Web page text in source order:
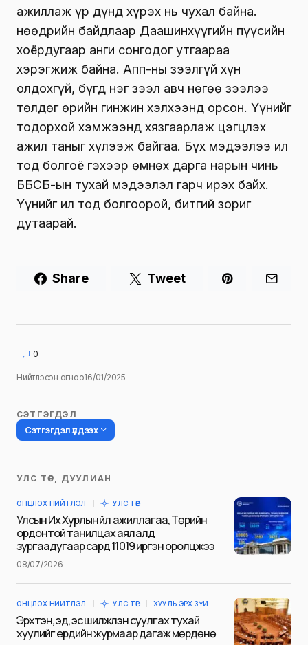
ажиллаж үр дүнд хүрэх нь чухал байна.
Өнөөдрийн байдлаар Даашинхүүгийн пүүсийн
хоёрдугаар анги сонгодог утгаараа
хэрэгжиж байна. Апп-ны зээлгүй хүн
олдохгүй, бүгд нэг зээл авч нөгөө зээлээ
төлдөг өрийн гинжин хэлхээнд орсон. Үүнийг
тодорхой хэмжээнд хязгаарлаж цэгцлэх
ажил таныг хүлээж байгаа. Бүх мэдээлээ ил
тод болгоё гэхээр өмнөх дарга нарын чинь
ББСБ-ын тухай мэдээлэл гарч ирэх байх.
Үүнийг ил тод болгоорой, битгий зориг
дутаарай.
Share Tweet
0
Нийтлэсэн огноо16/01/2025
СЭТГЭГДЭЛ
Сэтгэгдэл үлдээх
Таны имэйл хаягийг нийтлэхгүй.
тэмдэглэсэн
Name
УЛС ТӨР, ДУУЛИАН
ОНЦЛОХ НИЙТЛЭЛ УЛС ТӨР
Улсын Их Хурлын үйл ажиллагаа, Төрийн
ордонтой танилцах аялалд
зургаадугаар сард 11019 иргэн оролцжээ
08/07/2026
ОНЦЛОХ НИЙТЛЭЛ УЛС ТӨР ХУУЛЬ ЭРХ ЗҮЙ
Эрхтэн, эд, эс шилжүүлэн суулгах тухай
хуулийг ердийн журмаар дагаж мөрдөнө